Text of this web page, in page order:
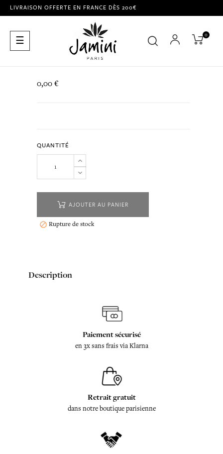
LIVRAISON OFFERTE EN FRANCE DÈS 200€
Basculer
la
☰ 0
0,00 €
QUANTITÉ
AJOUTER AU PANIER
 Rupture de stock
Description
Paiement sécurisé
en 3x sans frais via Klarna
Retrait gratuit
dans notre boutique parisienne